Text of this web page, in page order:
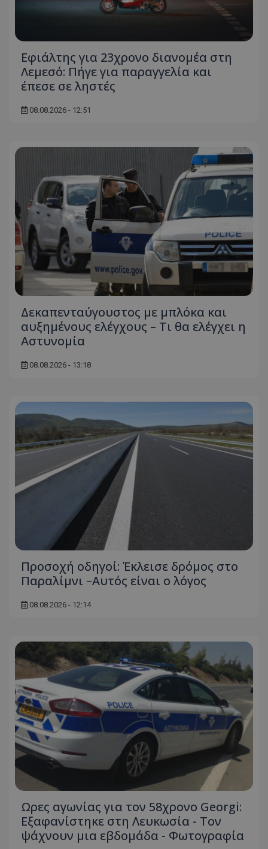
Εφιάλτης για 23χρονο διανομέα στη
Λεμεσό: Πήγε για παραγγελία και
έπεσε σε ληστές
08.08.2026 - 12:51
Δεκαπενταύγουστος με μπλόκα και
αυξημένους ελέγχους – Τι θα ελέγχει η
Αστυνομία
08.08.2026 - 13:18
Προσοχή οδηγοί: Έκλεισε δρόμος στο
Παραλίμνι –Αυτός είναι ο λόγος
08.08.2026 - 12:14
Ωρες αγωνίας για τον 58χρονο Georgi:
Εξαφανίστηκε στη Λευκωσία - Toν
ψάχνουν μια εβδομάδα - Φωτογραφία